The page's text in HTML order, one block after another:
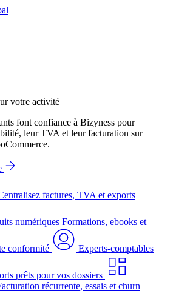
votre activité
font confiance à Bizyness pour
leur TVA et leur facturation sur
factures, TVA et exports
numériques Formations, ebooks et
conformité Experts-comptables
prêts pour vos dossiers
récurrente, essais et churn